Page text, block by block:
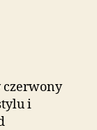
czerwony
i